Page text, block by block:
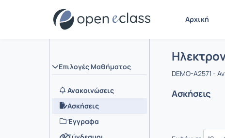
Αρχική
Επιλογές Μαθήματος
Ανακοινώσεις
Ασκήσεις
Έγγραφα
Μάθημα :
DEMO-A2571 -
Ασκήσεις